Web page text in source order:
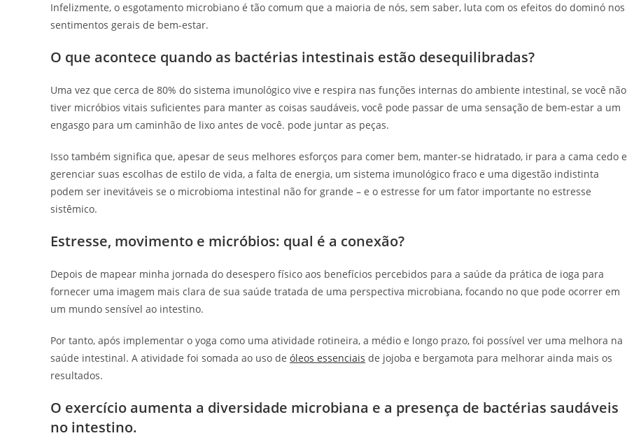
Infelizmente, o esgotamento microbiano é tão comum que a maioria de nós, sem saber, luta com os efeitos do dominó nos
sentimentos gerais de bem-estar.
O que acontece quando as bactérias intestinais estão desequilibradas?
Uma vez que cerca de 80% do sistema imunológico vive e respira nas funções internas do ambiente intestinal, se você não
tiver micróbios vitais suficientes para manter as coisas saudáveis, você pode passar de uma sensação de bem-estar a um
engasgo para um caminhão de lixo antes de você. pode juntar as peças.
Isso também significa que, apesar de seus melhores esforços para comer bem, manter-se hidratado, ir para a cama cedo e
gerenciar suas escolhas de estilo de vida, a falta de energia, um sistema imunológico fraco e uma digestão indistinta
podem ser inevitáveis ​​​​se o microbioma intestinal não for grande – e o estresse for um fator importante no estresse
sistêmico.
Estresse, movimento e micróbios: qual é a conexão?
Depois de mapear minha jornada do desespero físico aos benefícios percebidos para a saúde da prática de ioga para
fornecer uma imagem mais clara de sua saúde tratada de uma perspectiva microbiana, focando no que pode ocorrer em
um mundo sensível ao intestino.
Por tanto, após implementar o yoga como uma atividade rotineira, a médio e longo prazo, foi possível ver uma melhora na
saúde intestinal. A atividade foi somada ao uso de óleos essenciais de jojoba e bergamota para melhorar ainda mais os
resultados.
O exercício aumenta a diversidade microbiana e a presença de bactérias saudáveis ​​
no intestino.